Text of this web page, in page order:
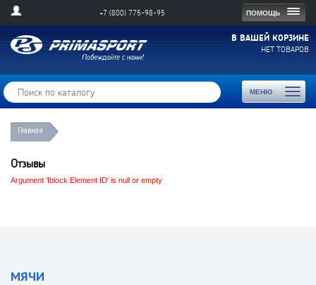
ПОМОЩЬ
+7 (800) 775-98-95
В ВАШЕЙ КОРЗИНЕ
НЕТ ТОВАРОВ
МЕНЮ
Toggle
Главная
Отзывы
Argument 'Iblock Element ID' is null or empty
МЯЧИ